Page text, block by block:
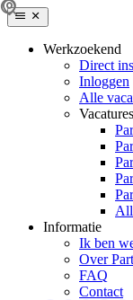
Werkzoekend
Direct
Inloggen
Alle
Informatie
Ik ben
Over
FAQ
Contact